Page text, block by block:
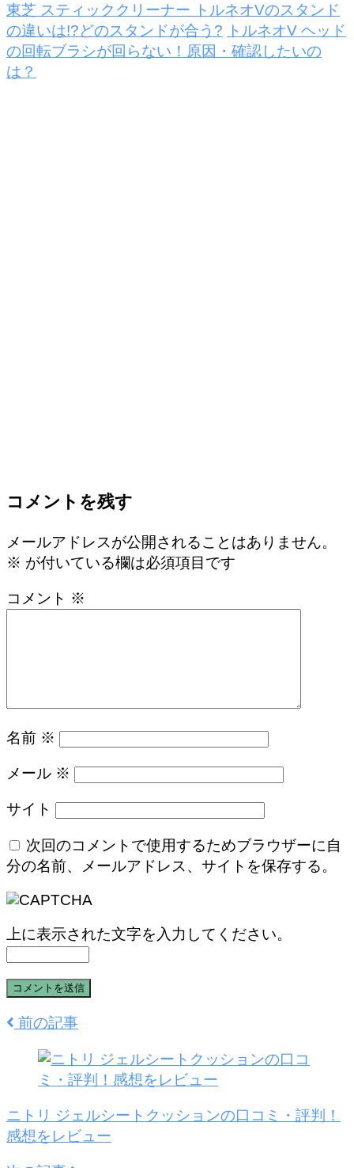
東芝 スティッククリーナー トルネオVのスタンド
の違いは!?どのスタンドが合う?
トルネオV ヘッド
の回転ブラシが回らない！原因・確認したいの
は？
コメントを残す
メールアドレスが公開されることはありません。
※ が付いている欄は必須項目です
コメント ※
名前 ※
メール ※
サイト
次回のコメントで使用するためブラウザーに自
分の名前、メールアドレス、サイトを保存する。
上に表示された文字を入力してください。
前の記事
ニトリ ジェルシートクッションの口コミ・評判！
感想をレビュー